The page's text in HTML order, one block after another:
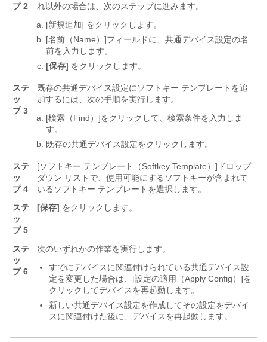
プ 2
れ以外の場合は、次のステップに進みます。
[新規追加] をクリックします。
[名前（Name）]フィールドに、共通デバイス設定の名
前を入力します。
[保存] をクリックします。
ステ
ッ
プ 3
既存の共通デバイス設定にソフトキー テンプレートを追
加するには、次の手順を実行します。
[検索（Find）]をクリックして、検索条件を入力しま
す。
既存の共通デバイス設定をクリックします。
ステ
ッ
プ 4
[ソフトキー テンプレート（Softkey Template）] ドロップ
ダウン リストで、使用可能にするソフトキーが含まれて
いるソフトキー テンプレートを選択します。
ステ
ッ
プ 5
[保存] をクリックします。
ステ
ッ
プ 6
次のいずれかの作業を実行します。
すでにデバイスに関連付けられている共通デバイス設
定を変更した場合は、[設定の適用（Apply Config）]を
クリックしてデバイスを再起動します。
新しい共通デバイス設定を作成してその設定をデバイ
スに関連付けた後に、デバイスを再起動します。